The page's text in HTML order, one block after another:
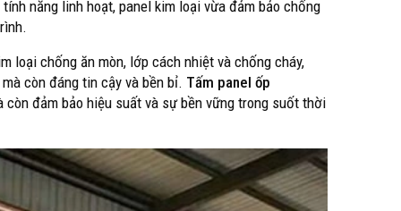
năng linh hoạt, panel kim loại vừa đảm bảo chống
loại chống ăn mòn, lớp cách nhiệt và chống cháy,
còn đáng tin cậy và bền bỉ. Tấm panel ốp
đảm bảo hiệu suất và sự bền vững trong suốt thời